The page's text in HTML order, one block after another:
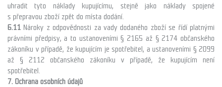
uhradit tyto náklady kupujícímu, stejně jako náklady spojené
s přepravou zboží zpět do místa dodání.
6.11 Nároky z odpovědnosti za vady dodaného zboží se řídí platnými
právními předpisy, a to ustanoveními § 2165 až § 2174 občanského
zákoníku v případě, že kupujícím je spotřebitel, a ustanoveními § 2099
až § 2112 občanského zákoníku v případě, že kupujícím není
spotřebitel.
7. Ochrana osobních údajů